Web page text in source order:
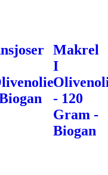
Makrel
I
- 120
Gram -
Biogan